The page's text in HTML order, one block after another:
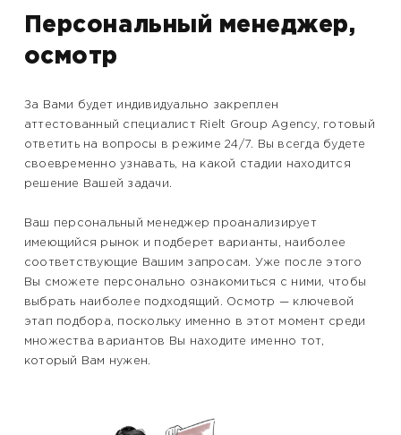
Персональный менеджер,
осмотр
За Вами будет индивидуально закреплен
аттестованный специалист Rielt Group Agency, готовый
ответить на вопросы в режиме 24/7. Вы всегда будете
своевременно узнавать, на какой стадии находится
решение Вашей задачи.
Ваш персональный менеджер проанализирует
имеющийся рынок и подберет варианты, наиболее
соответствующие Вашим запросам. Уже после этого
Вы сможете персонально ознакомиться с ними, чтобы
выбрать наиболее подходящий. Осмотр — ключевой
этап подбора, поскольку именно в этот момент среди
множества вариантов Вы находите именно тот,
который Вам нужен.